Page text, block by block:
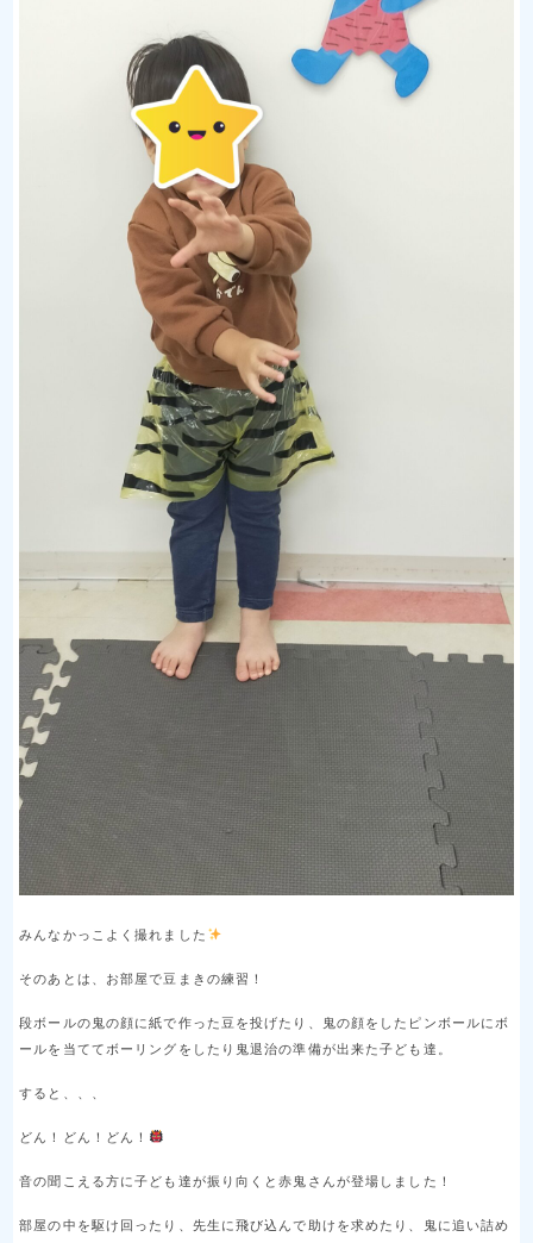
みんなかっこよく撮れました
そのあとは、お部屋で豆まきの練習！
段ボールの鬼の顔に紙で作った豆を投げたり、鬼の顔をしたピンボールにボ
ールを当ててボーリングをしたり鬼退治の準備が出来た子ども達。
すると、、、
どん！どん！どん！
音の聞こえる方に子ども達が振り向くと赤鬼さんが登場しました！
部屋の中を駆け回ったり、先生に飛び込んで助けを求めたり、鬼に追い詰め